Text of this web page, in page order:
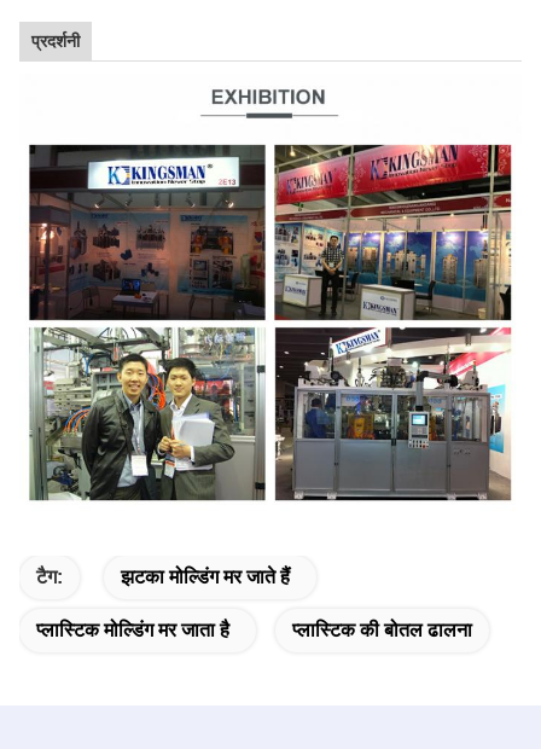
प्रदर्शनी
टैग: झटका मोल्डिंग मर जाते हैं
प्लास्टिक मोल्डिंग मर जाता है प्लास्टिक की बोतल ढालना